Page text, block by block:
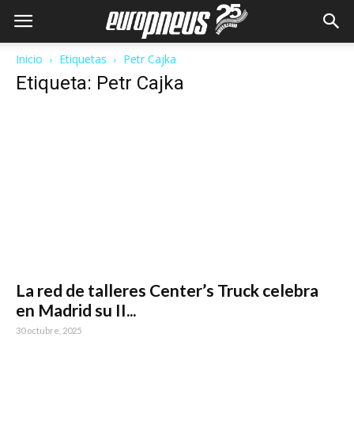
Inicio Etiquetas Petr Cajka
Etiqueta: Petr Cajka
La red de talleres Center’s Truck celebra
en Madrid su II...
30 octubre, 2025